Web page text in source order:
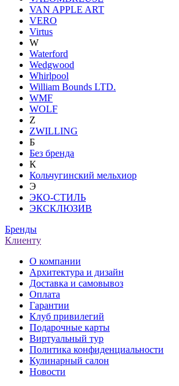
VAN APPLE ART
VERO
Virtus
W
Waterford
Wedgwood
Whirlpool
William Bounds LTD.
WMF
WOLF
Z
ZWILLING
Б
Без бренда
К
Кольчугинский мельхиор
Э
ЭКО-СТИЛЬ
ЭКСКЛЮЗИВ
Бренды
Клиенту
О компании
Архитектура и дизайн
Доставка и самовывоз
Оплата
Гарантии
Клуб привилегий
Подарочные карты
Виртуальный тур
Политика конфиденциальности
Кулинарный салон
Новости